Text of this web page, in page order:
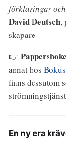
förklaringar
David Deutsch,
skapare
👉
annat hos Bokus
finns dessutom
En ny era